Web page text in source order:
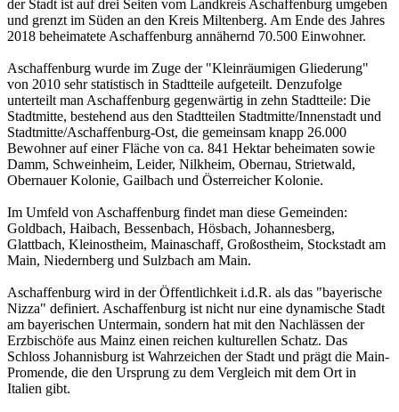
der Stadt ist auf drei Seiten vom Landkreis Aschaffenburg umgeben
und grenzt im Süden an den Kreis Miltenberg. Am Ende des Jahres
2018 beheimatete Aschaffenburg annähernd 70.500 Einwohner.
Aschaffenburg wurde im Zuge der "Kleinräumigen Gliederung"
von 2010 sehr statistisch in Stadtteile aufgeteilt. Denzufolge
unterteilt man Aschaffenburg gegenwärtig in zehn Stadtteile: Die
Stadtmitte, bestehend aus den Stadtteilen Stadtmitte/Innenstadt und
Stadtmitte/Aschaffenburg-Ost, die gemeinsam knapp 26.000
Bewohner auf einer Fläche von ca. 841 Hektar beheimaten sowie
Damm, Schweinheim, Leider, Nilkheim, Obernau, Strietwald,
Obernauer Kolonie, Gailbach und Österreicher Kolonie.
Im Umfeld von Aschaffenburg findet man diese Gemeinden:
Goldbach, Haibach, Bessenbach, Hösbach, Johannesberg,
Glattbach, Kleinostheim, Mainaschaff, Großostheim, Stockstadt am
Main, Niedernberg und Sulzbach am Main.
Aschaffenburg wird in der Öffentlichkeit i.d.R. als das "bayerische
Nizza" definiert. Aschaffenburg ist nicht nur eine dynamische Stadt
am bayerischen Untermain, sondern hat mit den Nachlässen der
Erzbischöfe aus Mainz einen reichen kulturellen Schatz. Das
Schloss Johannisburg ist Wahrzeichen der Stadt und prägt die Main-
Promende, die den Ursprung zu dem Vergleich mit dem Ort in
Italien gibt.